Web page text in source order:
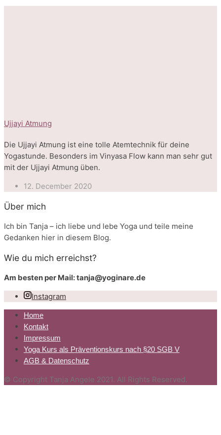
Ujjayi Atmung
Die Ujjayi Atmung ist eine tolle Atemtechnik für deine
Yogastunde. Besonders im Vinyasa Flow kann man sehr gut
mit der Ujjayi Atmung üben.
12. December 2020
Über mich
Ich bin Tanja – ich liebe und lebe Yoga und teile meine
Gedanken hier in diesem Blog.
Wie du mich erreichst?
Am besten per Mail: tanja@yoginare.de
Instagram
Home
Kontakt
Impressum
Yoga Kurs als Präventionskurs nach §20 SGB V
AGB & Datenschutz
© Copyright Tanja Angele 2021. All Rights Reserved.